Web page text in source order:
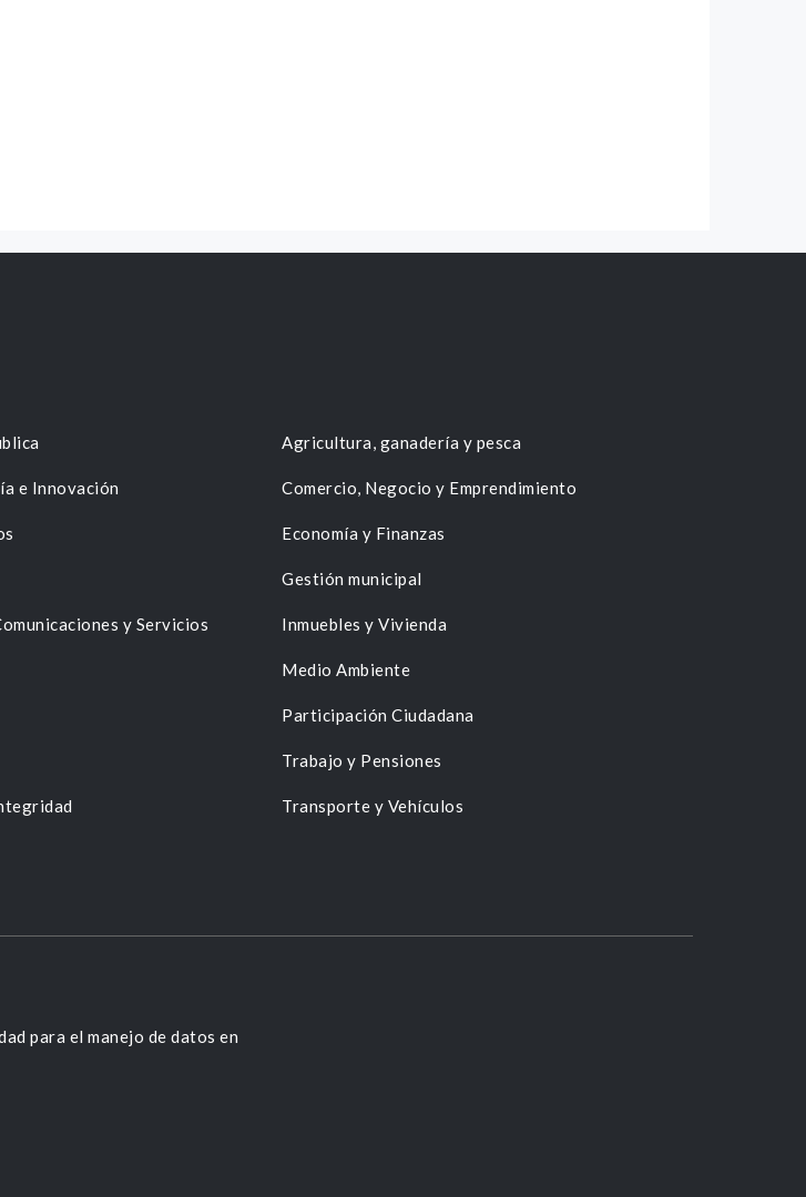
Agricultura, ganadería y pesca
e Innovación Comercio, Negocio y Emprendimiento
Economía y Finanzas
Gestión municipal
y Servicios
Inmuebles y Vivienda
Medio Ambiente
Participación Ciudadana
Trabajo y Pensiones
Transporte y Vehículos
para el manejo de datos en